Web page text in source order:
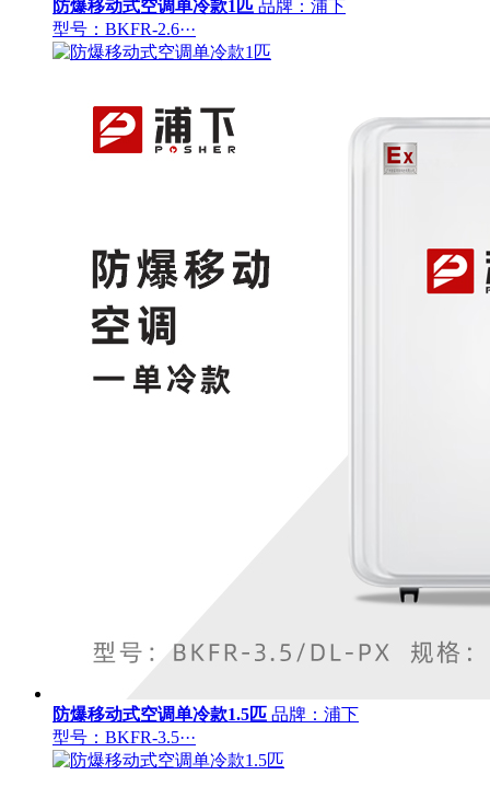
防爆移动式空调单冷款1匹 品牌：浦下
型号：BKFR-2.6···
防爆移动式空调单冷款1.5匹 品牌：浦下
型号：BKFR-3.5···